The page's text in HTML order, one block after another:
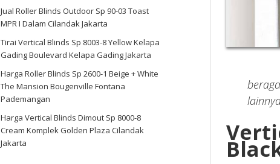
Jual Roller Blinds Outdoor Sp 90-03 Toast
MPR I Dalam Cilandak Jakarta
Tirai Vertical Blinds Sp 8003-8 Yellow Kelapa
Gading Boulevard Kelapa Gading Jakarta
Harga Roller Blinds Sp 2600-1 Beige + White
The Mansion Bougenville Fontana
Pademangan
Harga Vertical Blinds Dimout Sp 8000-8
Cream Komplek Golden Plaza Cilandak
Jakarta